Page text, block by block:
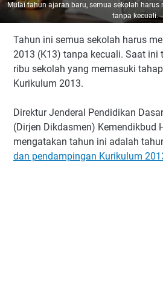
Mulai tahun ajaran baru, semua sekolah
tanpa kecuali.
Tahun ini semua sekolah harus
2013 (K13) tanpa kecuali. Saat ini
ribu sekolah yang memasuki
Kurikulum 2013.
Direktur Jenderal Pendidikan
(Dirjen Dikdasmen) Kemendikbud
mengatakan tahun ini adalah
dan pendampingan Kurikulum